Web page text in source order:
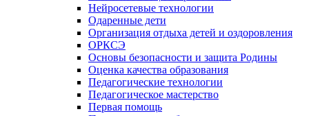
Нейросетевые технологии
Одаренные дети
Организация отдыха детей и оздоровления
ОРКСЭ
Основы безопасности и защита Родины
Оценка качества образования
Педагогические технологии
Педагогическое мастерство
Первая помощь